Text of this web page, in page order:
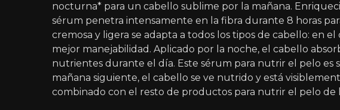
nocturna* para un cabello sublime por la mañana.
sérum penetra intensamente en la fibra durante 8 horas
cremosa y ligera se adapta a todos los tipos de cabello: en
mejor manejabilidad. Aplicado por la noche, el cabello
nutrientes durante el día. Este sérum para nutrir el pelo es
mañana siguiente, el cabello se ve nutrido y está
combinado con el resto de productos para nutrir el pelo de